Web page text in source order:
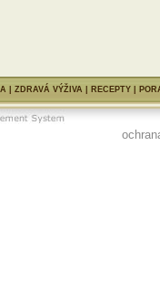
| ZDRAVÁ VÝŽIVA| RECEPTY|